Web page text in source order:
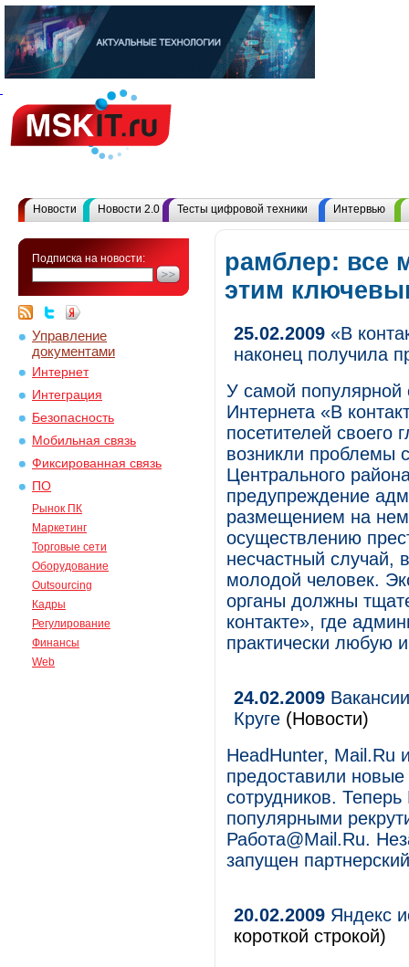
Новости Новости 2.0 Тесты цифровой техники Интервью
Подписка на новости:
Управление
документами
Интернет
Интеграция
Безопасность
Мобильная связь
Фиксированная связь
ПО
Рынок ПК
Маркетинг
Торговые сети
Оборудование
Outsourcing
Кадры
Регулирование
Финансы
Web
рамблер: все
этим
25.02.2009 «В
наконец получила
У самой популярной
Интернета «В
посетителей своего
возникли проблемы
Центрального
предупреждение
размещением на
осуществлению
несчастный случай,
молодой человек.
органы должны
контакте», где
практически любую
24.02.2009
Круге (Новости)
HeadHunter, Mail.Ru
предоставили
сотрудников.
популярными
Работа@Mail.Ru.
запущен
20.02.2009 Яндекс
короткой строкой)